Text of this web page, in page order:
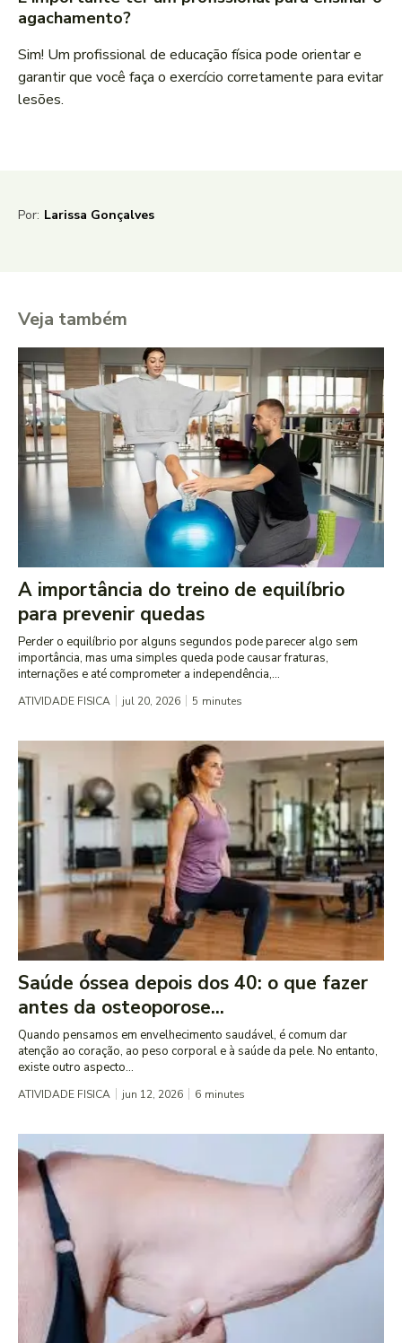
agachamento?
Sim! Um profissional de educação física pode orientar e
garantir que você faça o exercício corretamente para evitar
lesões.
Por: Larissa Gonçalves
Veja também
A importância do treino de equilíbrio
para prevenir quedas
Perder o equilíbrio por alguns segundos pode parecer algo sem
importância, mas uma simples queda pode causar fraturas,
internações e até comprometer a independência,...
ATIVIDADE FISICA jul 20, 2026 5 minutes
Saúde óssea depois dos 40: o que fazer
antes da osteoporose...
Quando pensamos em envelhecimento saudável, é comum dar
atenção ao coração, ao peso corporal e à saúde da pele. No entanto,
existe outro aspecto...
ATIVIDADE FISICA jun 12, 2026 6 minutes